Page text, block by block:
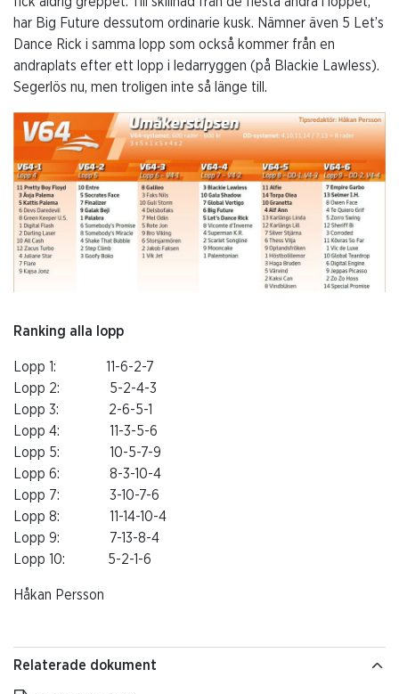
har Big Future dessutom ordinarie kusk. Nämner även 5 Let’s
Dance Rick i samma lopp som också kommer från en
andraplats efter ett lopp i ledarryggen (på Blackie Lawless).
Segerlös nu, men troligen inte så länge till.
Ranking alla lopp
Lopp 1: 11-6-2-7
Lopp 2: 5-2-4-3
Lopp 3: 2-6-5-1
Lopp 4: 11-3-5-6
Lopp 5: 10-5-7-9
Lopp 6: 8-3-10-4
Lopp 7: 3-10-7-6
Lopp 8: 11-14-10-4
Lopp 9: 7-13-8-4
Lopp 10: 5-2-1-6
Håkan Persson
Relaterade dokument